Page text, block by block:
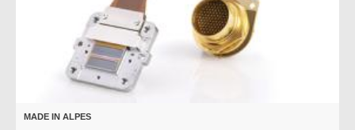
MADE IN ALPES